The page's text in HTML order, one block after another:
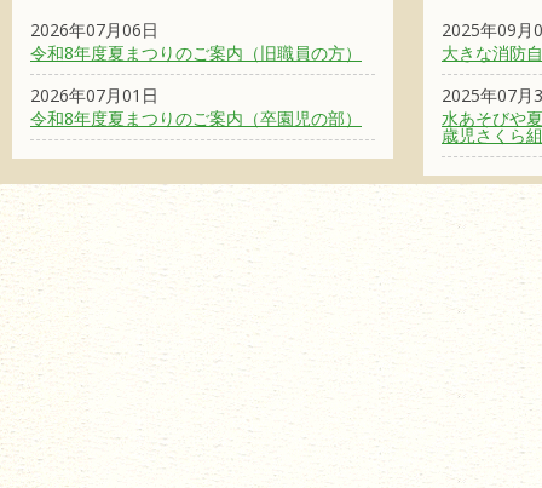
2026年07月06日
令和8年度夏まつりのご案内（旧職員の方）
2026年07月01日
令和8年度夏まつりのご案内（卒園児の部）
2025年09月
大きな消防
2025年07月
水あそびや
歳児さくら